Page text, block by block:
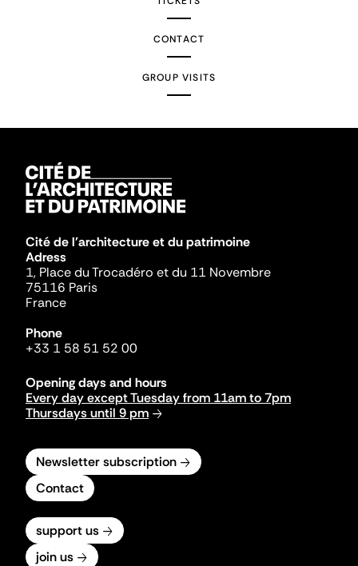
CONTACT
GROUP VISITS
Cité de l'architecture et du patrimoine
Adress
1, Place du Trocadéro et du 11 Novembre
75116 Paris
France
Phone
+33 1 58 51 52 00
Opening days and hours
Every day except Tuesday from 11am to 7pm
Thursdays until 9 pm
Newsletter subscription
Contact
support us
join us